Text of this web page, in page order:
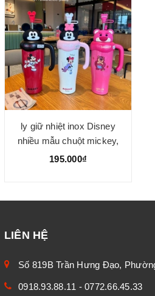
ly giữ nhiệt inox Disney
nhiều mẫu chuột mickey,
gấu dâu xinh xắn - ly giữ
195.000₫
LIÊN HỆ
Số 819B Trần Hưng Đạo,
0918.93.88.11 - 0772.66.45.33